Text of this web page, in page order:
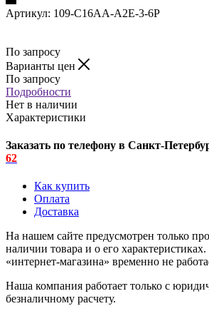
Артикул: 109-C16AA-A2E-3-6P
По запросу
Варианты цен
По запросу
Подробности
Нет в наличии
Характеристики
Заказать по телефону в Санкт-
62
Как купить
Оплата
Доставка
На нашем сайте предусмотрен только
наличии товара и о его
«интернет-магазина» временно не
Наша компания работает только с
безналичному расчету.